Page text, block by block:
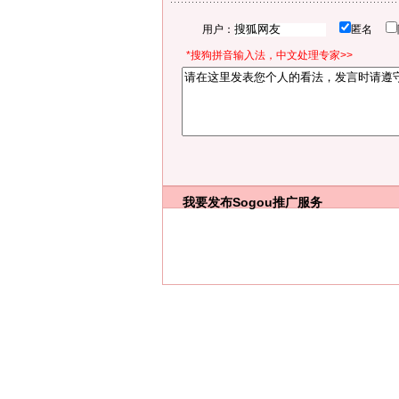
用户： 匿名
*搜狗拼音输入法，中文处理专家>>
我要发布Sogou推广服务